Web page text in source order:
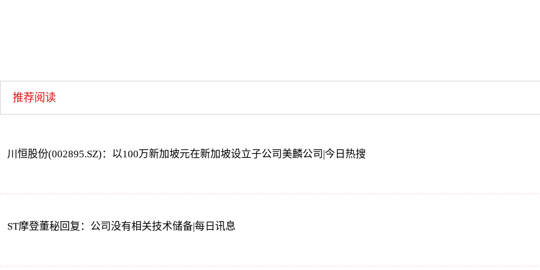
推荐阅读
川恒股份(002895.SZ)：以100万新加坡元在新加坡设立子公司美麟公司|今日热搜
ST摩登董秘回复：公司没有相关技术储备|每日讯息